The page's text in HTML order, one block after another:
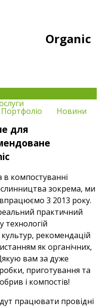
Organic
Портфоліо Новини
для
в компостуванні
зокрема, ми
3 2013 року.
практичний
технологій
рекомендацій
як органічних,
вам за дуже
приготування та
і компостів!
працювати провідні